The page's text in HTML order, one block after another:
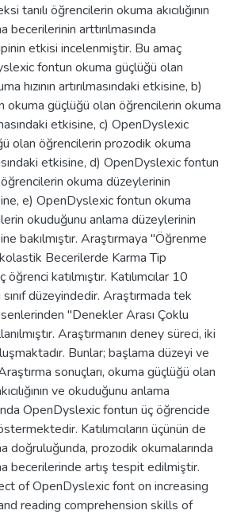
tanılı öğrencilerin okuma akıcılığının
becerilerinin arttırılmasında
etkisi incelenmiştir. Bu amaç
fontun okuma güçlüğü olan
hızının artırılmasındaki etkisine, b)
güçlüğü olan öğrencilerin okuma
etkisine, c) OpenDyslexic
olan öğrencilerin prozodik okuma
etkisine, d) OpenDyslexic fontun
okuma düzeylerinin
e) OpenDyslexic fontun okuma
okuduğunu anlama düzeylerinin
bakılmıştır. Araştırmaya "Öğrenme
Becerilerde Karma Tip
katılmıştır. Katılımcılar 10
düzeyindedir. Araştırmada tek
"Denekler Arası Çoklu
Araştırmanın deney süreci, iki
Bunlar; başlama düzeyi ve
sonuçları, okuma güçlüğü olan
ve okuduğunu anlama
OpenDyslexic fontun üç öğrencide
Katılımcıların üçünün de
doğruluğunda, prozodik okumalarında
becerilerinde artış tespit edilmiştir.
of OpenDyslexic font on increasing
reading comprehension skills of